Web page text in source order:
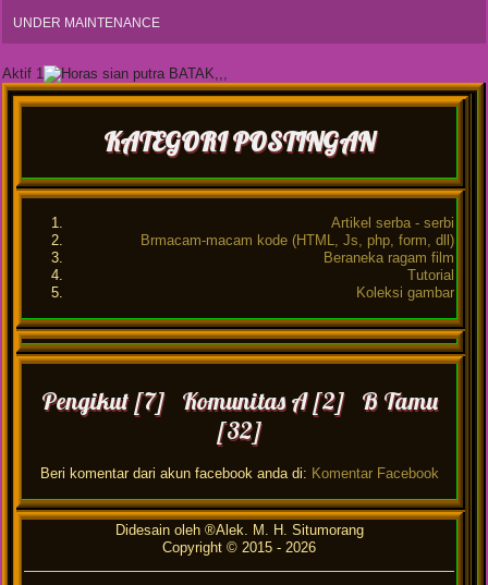
UNDER MAINTENANCE
Aktif 1
KATEGORI POSTINGAN
Artikel serba - serbi
Brmacam-macam kode (HTML, Js, php, form, dll)
Beraneka ragam film
Tutorial
Koleksi gambar
Pengikut [7] Komunitas A [2] B Tamu
[32]
Beri komentar dari akun facebook anda di: Komentar Facebook
Didesain oleh ®Alek. M. H. Situmorang
Copyright © 2015 - 2026